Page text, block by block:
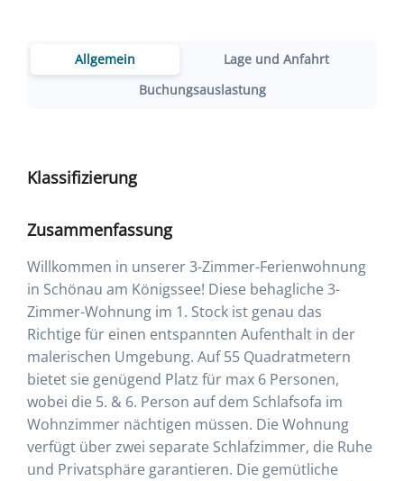
Allgemein
Lage und Anfahrt
Buchungsauslastung
Klassifizierung
Zusammenfassung
Willkommen in unserer 3-Zimmer-Ferienwohnung
in Schönau am Königssee! Diese behagliche 3-
Zimmer-Wohnung im 1. Stock ist genau das
Richtige für einen entspannten Aufenthalt in der
malerischen Umgebung. Auf 55 Quadratmetern
bietet sie genügend Platz für max 6 Personen,
wobei die 5. & 6. Person auf dem Schlafsofa im
Wohnzimmer nächtigen müssen. Die Wohnung
verfügt über zwei separate Schlafzimmer, die Ruhe
und Privatsphäre garantieren. Die gemütliche